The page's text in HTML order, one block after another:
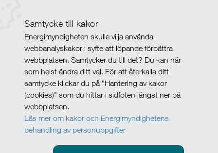
Samtycke till kakor
Energimyndigheten skulle vilja använda
webbanalyskakor i syfte att löpande förbättra
webbplatsen. Samtycker du till det? Du kan när
som helst ändra ditt val. För att återkalla ditt
samtycke klickar du på ”Hantering av kakor
(cookies)" som du hittar i sidfoten längst ner på
webbplatsen.
Läs mer om kakor och Energimyndighetens
behandling av personuppgifter